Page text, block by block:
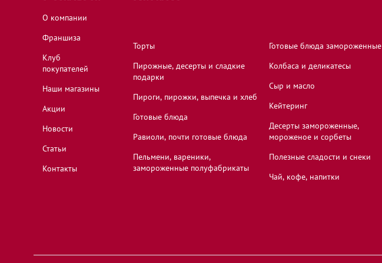
Иваново, Ивановская область, улица 8 Марта, 32
Ивантеевка, Московская область, улица Дзержинского, 11
Калуга, Калужская область, Пролетарская улица, 133
О компании
Франшиза
Клуб
покупателей
Наши магазины
Акции
Новости
Статьи
Контакты
Торты
Пирожные, десерты и сладкие
подарки
Пироги, пирожки, выпечка и хлеб
Готовые блюда
Равиоли, почти готовые блюда
Пельмени, вареники,
замороженные полуфабрикаты
Готовые блюда замороженные
Колбаса и деликатесы
Сыр и масло
Кейтеринг
Десерты замороженные,
мороженое и сорбеты
Полезные сладости и снеки
Чай, кофе, напитки